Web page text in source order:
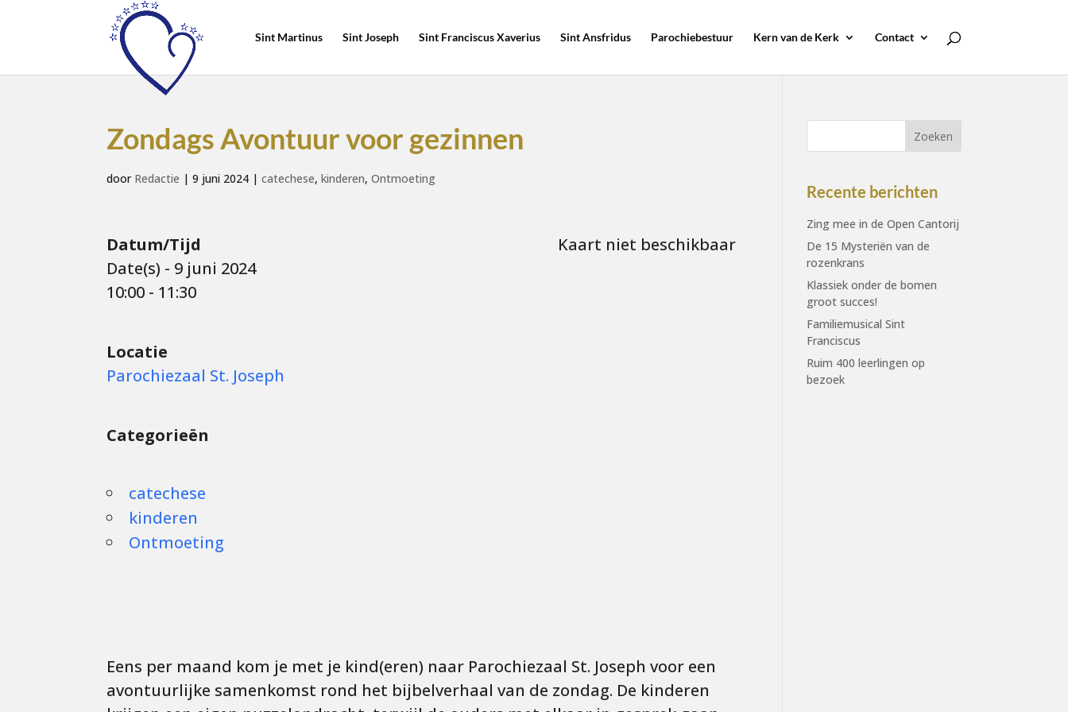
Sint Martinus Sint Joseph Sint Franciscus Xaverius Sint Ansfridus Parochiebestuur Kern van de Kerk Contact
Zondags Avontuur voor gezinnen
door Redactie |9 juni 2024 |catechese,kinderen,Ontmoeting
Kaart niet beschikbaar
Datum/Tijd
Date(s) - 9 juni 2024
10:00 - 11:30
Locatie
Parochiezaal St. Joseph
Categorieën
catechese
kinderen
Ontmoeting
Eens per maand kom je met je kind(eren) naar Parochiezaal St. Joseph voor een
avontuurlijke samenkomst rond het bijbelverhaal van de zondag. De kinderen
Recente berichten
Zing mee in de Open Cantorij
De 15 Mysteriën van de
rozenkrans
Klassiek onder de bomen
groot succes!
Familiemusical Sint
Franciscus
Ruim 400 leerlingen op
bezoek